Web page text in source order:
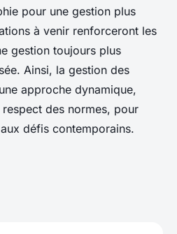
pour une gestion plus
à venir renforceront les
gestion toujours plus
Ainsi, la gestion des
approche dynamique,
des normes, pour
défis contemporains.